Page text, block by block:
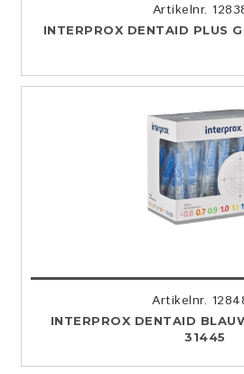
Artikelnr.
INTERPROX DENTAID PLUS
Artikelnr.
INTERPROX DENTAID
31445